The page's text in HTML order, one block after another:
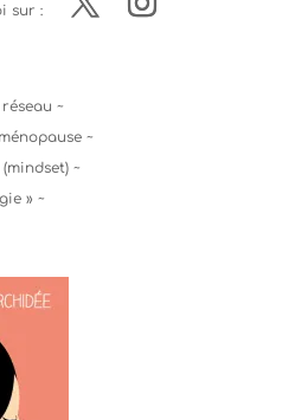
sur :
~
~
~
» ~